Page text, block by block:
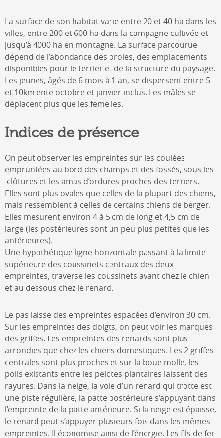
La surface de son habitat varie entre 20 et 40 ha dans les
villes, entre 200 et 600 ha dans la campagne cultivée et
jusqu’à 4000 ha en montagne. La surface parcourue
dépend de l’abondance des proies, des emplacements
disponibles pour le terrier et de la structure du paysage.
Les jeunes, âgés de 6 mois à 1 an, se dispersent entre 5
et 10km ente octobre et janvier inclus. Les mâles se
déplacent plus que les femelles.
Indices de présence
On peut observer les empreintes sur les coulées
empruntées au bord des champs et des fossés, sous les
clôtures et les amas d’ordures proches des terriers.
Elles sont plus ovales que celles de la plupart des chiens,
mais ressemblent à celles de certains chiens de berger.
Elles mesurent environ 4 à 5 cm de long et 4,5 cm de
large (les postérieures sont un peu plus petites que les
antérieures).
Une hypothétique ligne horizontale passant à la limite
supérieure des coussinets centraux des deux
empreintes, traverse les coussinets avant chez le chien
et au dessous chez le renard.
Le pas laisse des empreintes espacées d’environ 30 cm.
Sur les empreintes des doigts, on peut voir les marques
des griffes. Les empreintes des renards sont plus
arrondies que chez les chiens domestiques. Les 2 griffes
centrales sont plus proches et sur la boue molle, les
poils existants entre les pelotes plantaires laissent des
rayures. Dans la neige, la voie d’un renard qui trotte est
une piste régulière, la patte postérieure s’appuyant dans
l’empreinte de la patte antérieure. Si la neige est épaisse,
le renard peut s’appuyer plusieurs fois dans les mêmes
empreintes. Il économise ainsi de l’énergie. Les fils de fer